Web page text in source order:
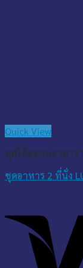
Quick View
ชุดโต๊ะทานอาหาร
ชุดอาหาร 2 ที่นั่ง